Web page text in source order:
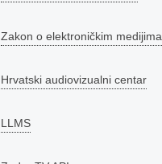
Zakon o elektroničkim medijima
Hrvatski audiovizualni centar
LLMS